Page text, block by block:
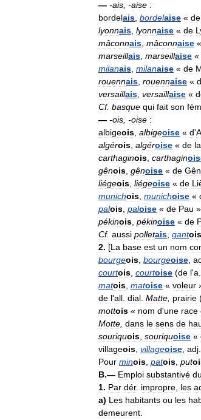
— -ais , -aise :
bordelais bordelaise « de
lyonnais lyonnaise « de
mâconnais mâconnaise «
marseillais marseillaise «
milanais milanaise « de
rouennais rouennaise «
versaillais versaillaise «
Cf. basque qui fait son fém
— -ois , -oise :
albigeois albigeoise « d'
algérois algéroise « de la
carthaginois carthagin
gênois gênoise « de
liégeois liégeoise « de
munichois munichoise «
palois paloise « de Pau »
pékinois pékinoise « de
Cf. aussi polletais gantois
2. [La base est un nom
bourgeois bourgeoise
courtois courtoise (de l'a
matois matoise « voleur
de l'all dial Matte prairie
mottois « nom d'une race
Motte dans le sens de
souriquois souriquoise «
villageois villageoise adj
Pour minois patois put
B.— Emploi substantivé du
1. Par dér. impropre les
a) Les habitants ou les
demeurent